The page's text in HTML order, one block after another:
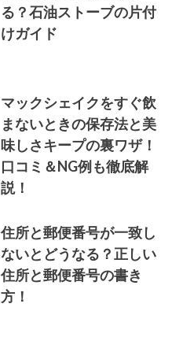
る？石油ストーブの片付
けガイド
マックシェイクをすぐ飲
まないときの保存法と美
味しさキープの裏ワザ！
口コミ＆NG例も徹底解
説！
住所と郵便番号が一致し
ないとどうなる？正しい
住所と郵便番号の書き
方！